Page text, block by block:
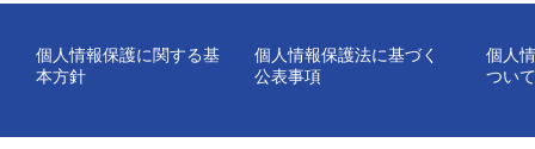
個人情報保護に関する基
本方針
個人情報保護法に基づく
公表事項
個人
ついて